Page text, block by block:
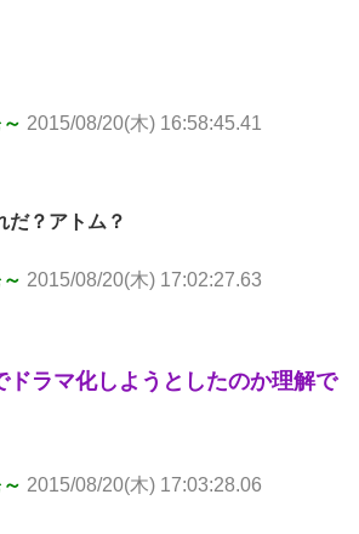
2015/08/20(木) 16:58:45.41
だ？アトム？
2015/08/20(木) 17:02:27.63
ドラマ化しようとしたのか理解で
2015/08/20(木) 17:03:28.06